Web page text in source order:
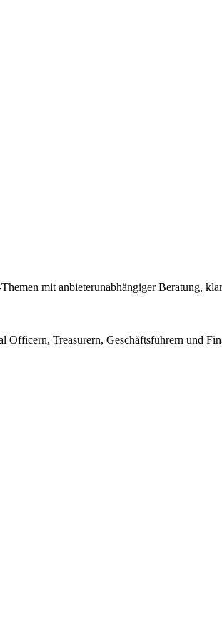
mit anbieterunabhängiger Beratung,
Officern, Treasurern, Geschäftsführern und